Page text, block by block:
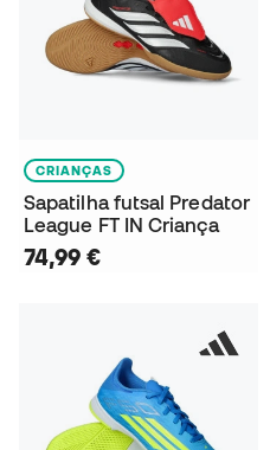
CRIANÇAS
Sapatilha futsal Predator
League FT IN Criança
74,99 €